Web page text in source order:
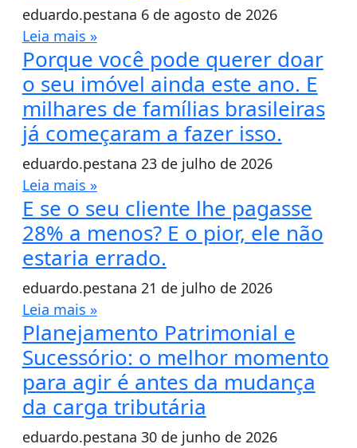
eduardo.pestana 6 de agosto de 2026
Leia mais »
Porque você pode querer doar
o seu imóvel ainda este ano. E
milhares de famílias brasileiras
já começaram a fazer isso.
eduardo.pestana 23 de julho de 2026
Leia mais »
E se o seu cliente lhe pagasse
28% a menos? E o pior, ele não
estaria errado.
eduardo.pestana 21 de julho de 2026
Leia mais »
Planejamento Patrimonial e
Sucessório: o melhor momento
para agir é antes da mudança
da carga tributária
eduardo.pestana 30 de junho de 2026